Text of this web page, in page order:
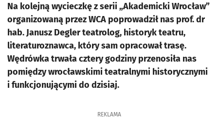
Na kolejną wycieczkę z serii „Akademicki Wrocław”
organizowaną przez WCA poprowadził nas prof. dr
hab. Janusz Degler teatrolog, historyk teatru,
literaturoznawca, który sam opracował trasę.
Wędrówka trwała cztery godziny przenosiła nas
pomiędzy wrocławskimi teatralnymi historycznymi
i funkcjonującymi do dzisiaj.
REKLAMA